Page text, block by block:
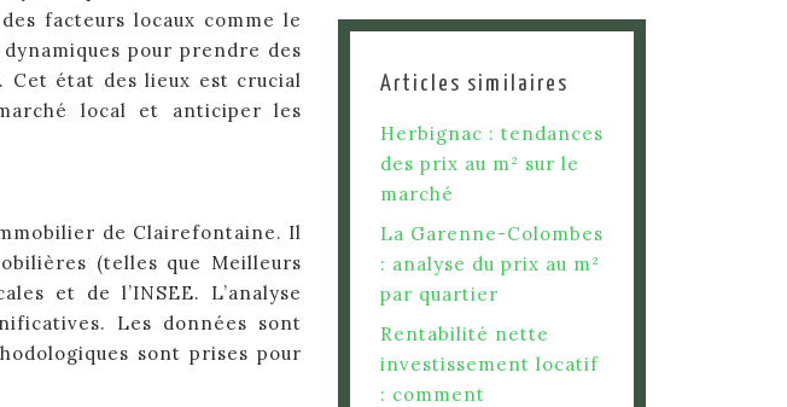
facteurs locaux comme le
pour prendre des
Cet état des lieux est crucial
local et anticiper les
de Clairefontaine. Il
(telles que Meilleurs
et de l’INSEE. L’analyse
Les données sont
sont prises pour
Articles similaires
Herbignac : tendances
des prix au m² sur le
marché
La Garenne-Colombes
: analyse du prix au m²
par quartier
Rentabilité nette
investissement locatif
: comment